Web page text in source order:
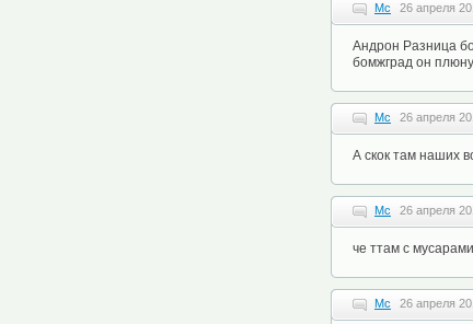
Mc 26 апреля
Андрон Разница
бомжград он
Mc 26 апреля
А скок там наших
Mc 26 апреля
че ттам с
Mc 26 апреля